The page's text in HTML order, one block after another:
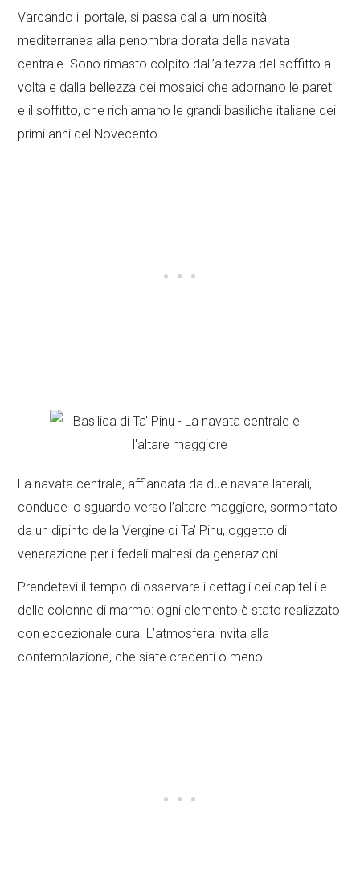
Varcando il portale, si passa dalla luminosità
mediterranea alla penombra dorata della navata
centrale. Sono rimasto colpito dall’altezza del soffitto a
volta e dalla bellezza dei mosaici che adornano le pareti
e il soffitto, che richiamano le grandi basiliche italiane dei
primi anni del Novecento.
La navata centrale, affiancata da due navate laterali,
conduce lo sguardo verso l’altare maggiore, sormontato
da un dipinto della Vergine di Ta’ Pinu, oggetto di
venerazione per i fedeli maltesi da generazioni.
Prendetevi il tempo di osservare i dettagli dei capitelli e
delle colonne di marmo: ogni elemento è stato realizzato
con eccezionale cura. L’atmosfera invita alla
contemplazione, che siate credenti o meno.